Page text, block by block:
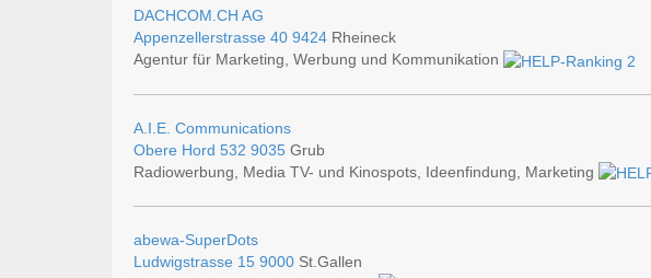
DACHCOM.CH AG
Appenzellerstrasse 40 9424 Rheineck
Agentur für Marketing, Werbung und Kommunikation
A.I.E. Communications
Obere Hord 532 9035 Grub
Radiowerbung, Media TV- und Kinospots, Ideenfindung, Marketing
abewa-SuperDots
Ludwigstrasse 15 9000 St.Gallen